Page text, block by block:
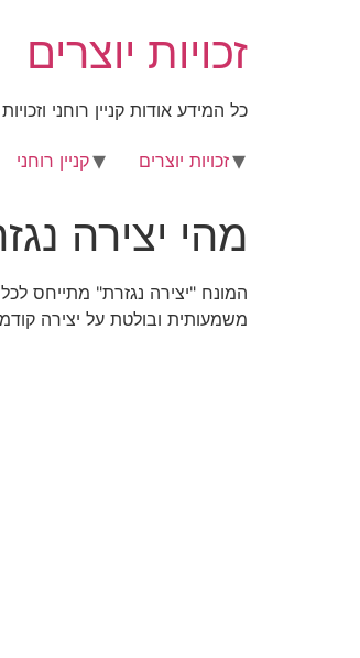
זכויות יוצרים
כל המידע אודות קניין רוחני
זכויות יוצרים קניין רוחני
מהי יצירה
המונח "יצירה נגזרת" מתייחס
משמעותית ובולטת על יצירה